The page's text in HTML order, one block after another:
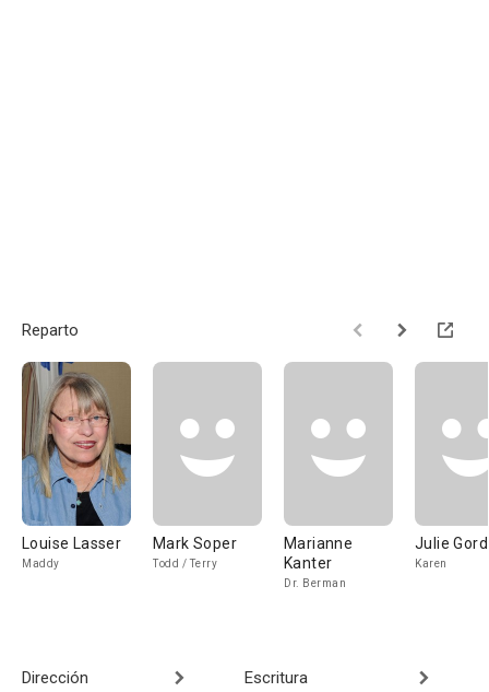
Reparto
Louise Lasser
Maddy
Mark Soper
Todd / Terry
Marianne
Kanter
Dr. Berman
Julie
Karen
Dirección Escritura